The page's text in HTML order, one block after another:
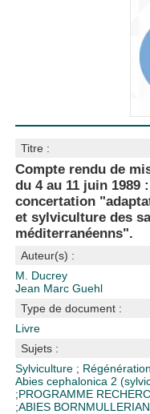
Titre :
Compte rendu de
du 4 au 11 juin 1989
concertation
et sylviculture des
méditerranéenns".
Auteur(s) :
M. Ducrey
Jean Marc Guehl
Type de document :
Livre
Sujets :
Sylviculture ;
Abies cephalonica 2
;PROGRAMME
;ABIES